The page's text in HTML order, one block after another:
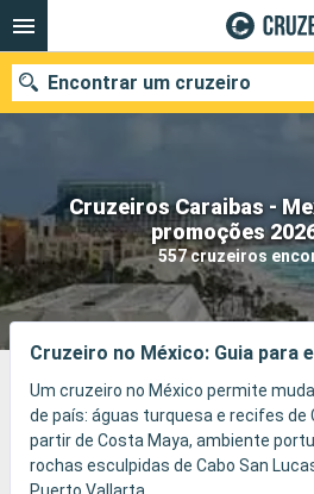
Cruzeiros Caraibas -
promoções
557 cruzeiros
Encontrar um cruzeiro
Quando ir?
Data de partida
Portos
Cruzeiro no México: Guia para
Um cruzeiro no México permite
de país: águas turquesa e recifes de
partir de Costa Maya, ambiente
rochas esculpidas de Cabo San